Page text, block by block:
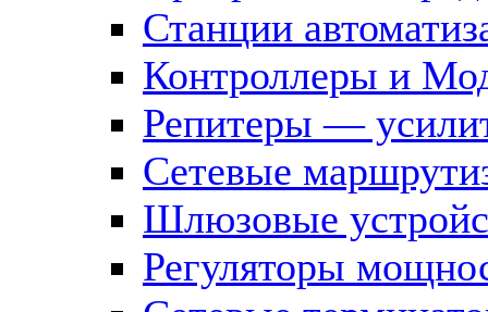
Станции
Контроллеры и
Репитеры —
Сетевые
Шлюзовые
Регуляторы